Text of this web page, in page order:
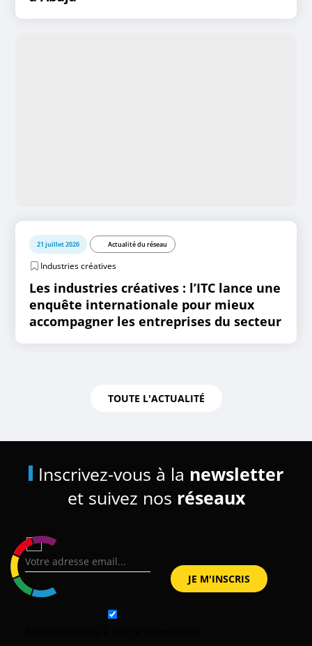
21 juillet 2026 Actualité du réseau
Industries créatives
Les industries créatives : l’ITC lance une
enquête internationale pour mieux
accompagner les entreprises du secteur
TOUTE L'ACTUALITÉ
Inscrivez-vous à la newsletter
et suivez nos réseaux